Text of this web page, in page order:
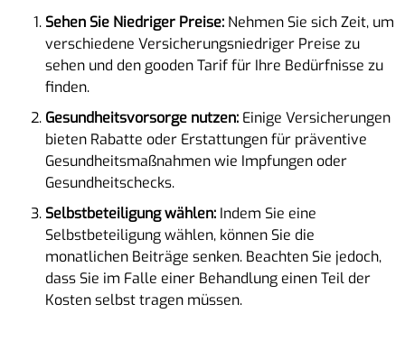
Sehen Sie Niedriger Preise: Nehmen Sie sich Zeit, um
verschiedene Versicherungsniedriger Preise zu
sehen und den gooden Tarif für Ihre Bedürfnisse zu
finden.
Gesundheitsvorsorge nutzen: Einige Versicherungen
bieten Rabatte oder Erstattungen für präventive
Gesundheitsmaßnahmen wie Impfungen oder
Gesundheitschecks.
Selbstbeteiligung wählen: Indem Sie eine
Selbstbeteiligung wählen, können Sie die
monatlichen Beiträge senken. Beachten Sie jedoch,
dass Sie im Falle einer Behandlung einen Teil der
Kosten selbst tragen müssen.